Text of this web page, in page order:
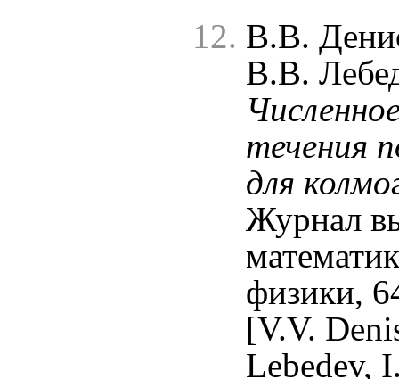
В.В.
В.В.
течения
для
Журнал
физики,
[V.V.
Lebedev,